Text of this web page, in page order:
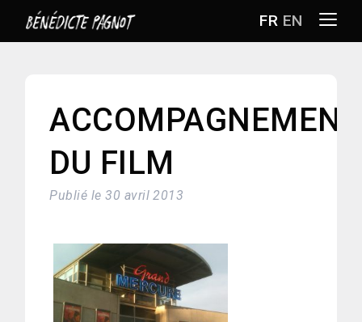
FR EN
RÉALISATRICE
FILMS
BLOG
CINÉMATHÈQUE IDÉALE
ACCOMPAGNEMENT
DU FILM
Publié le 30 avril 2013